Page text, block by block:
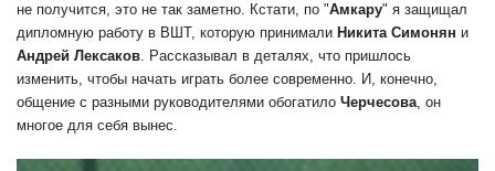
не получится, это не так заметно. Кстати, по "Амкару" я защищал
дипломную работу в ВШТ, которую принимали Никита Симонян и
Андрей Лексаков. Рассказывал в деталях, что пришлось
изменить, чтобы начать играть более современно. И, конечно,
общение с разными руководителями обогатило Черчесова, он
многое для себя вынес.